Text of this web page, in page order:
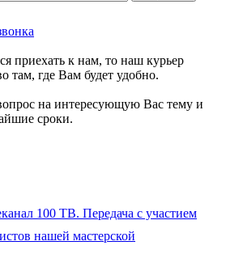
приехать к нам, то наш курьер
там, где Вам будет удобно.
на интересующую Вас тему и
сроки.
100 ТВ. Передача с участием
нашей мастерской